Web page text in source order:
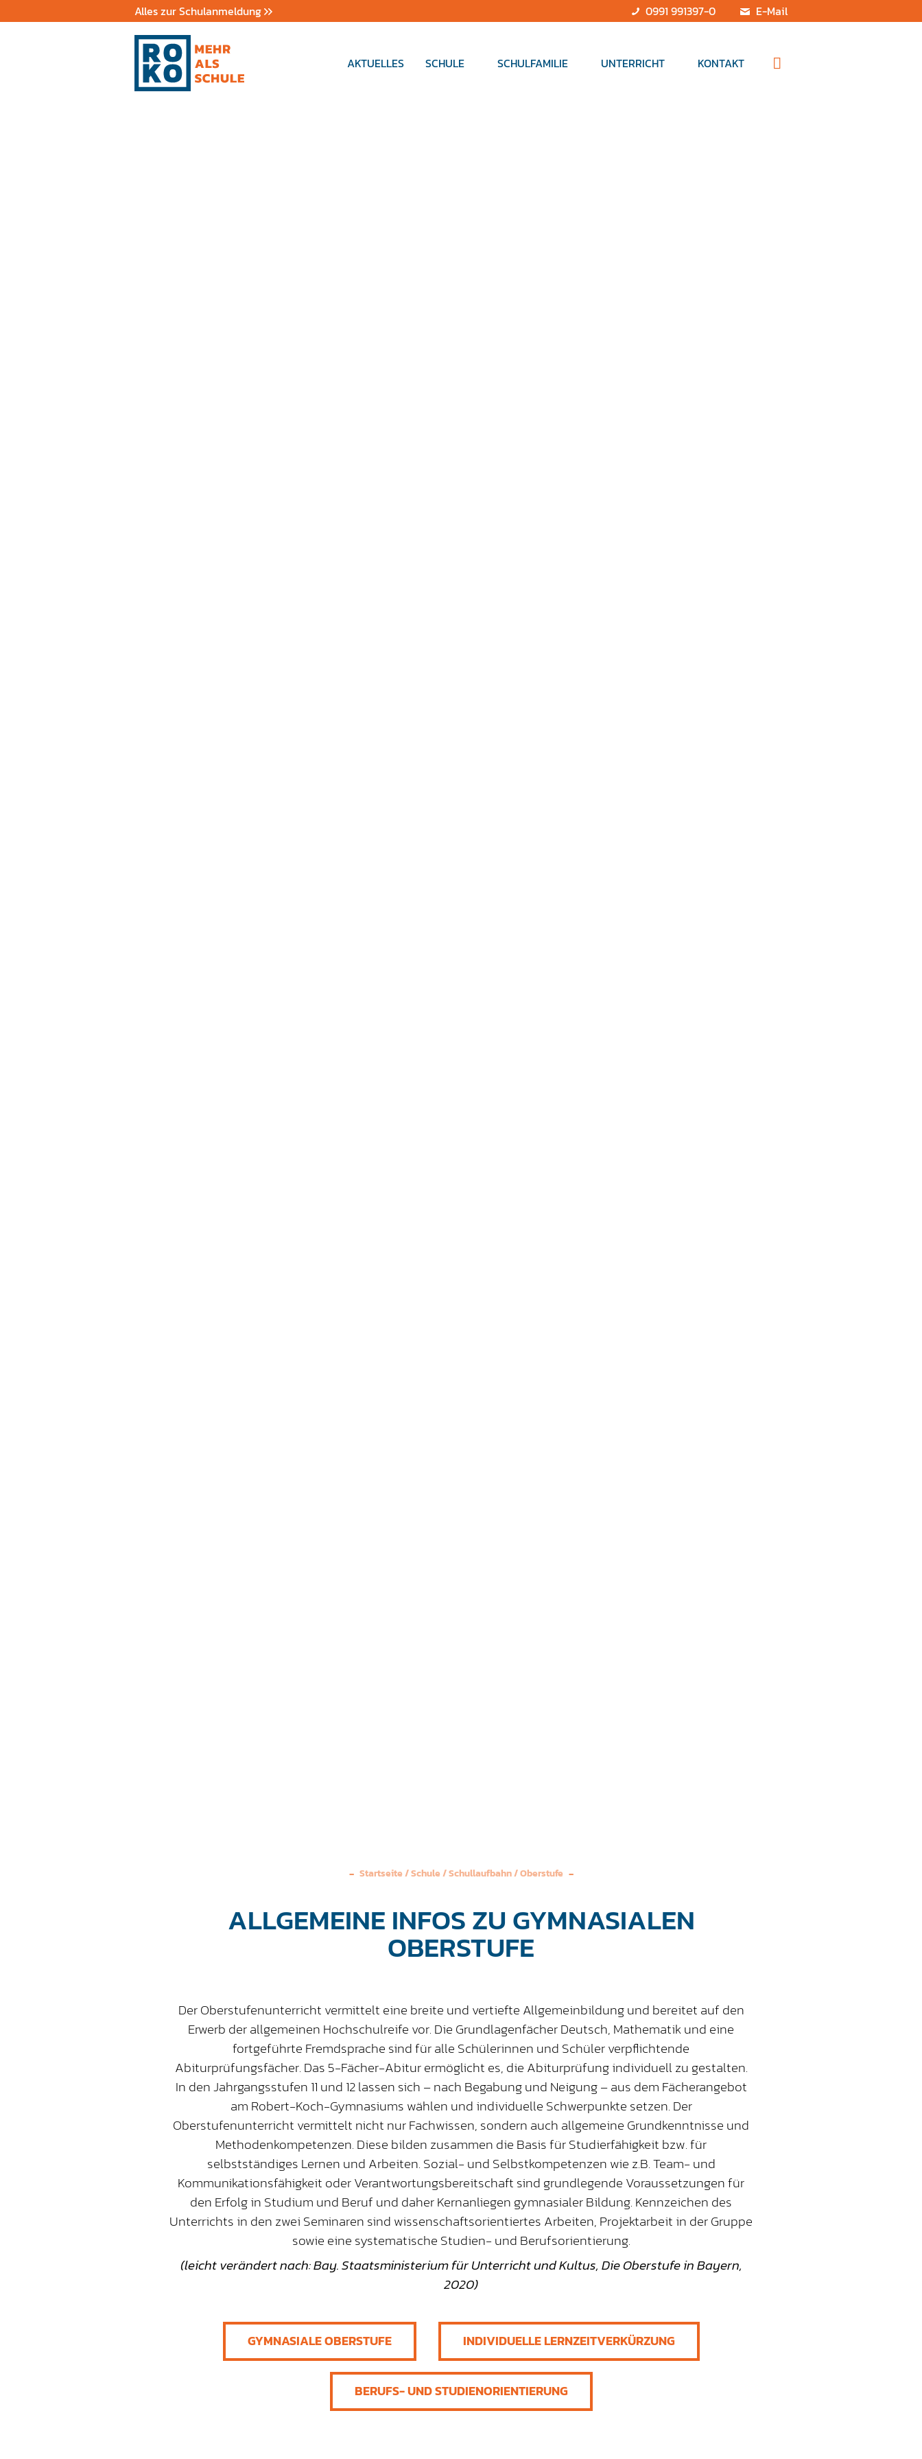
Alles zur Schulanmeldung 0991 991397-0 E-Mail
AKTUELLES SCHULE SCHULFAMILIE UNTERRICHT KONTAKT
Startseite/Schule/Schullaufbahn/Oberstufe
ALLGEMEINE INFOS ZU GYMNASIALEN
OBERSTUFE
Der Oberstufenunterricht vermittelt eine breite und vertiefte Allgemeinbildung und bereitet auf den
Erwerb der allgemeinen Hochschulreife vor. Die Grundlagenfächer Deutsch, Mathematik und eine
fortgeführte Fremdsprache sind für alle Schülerinnen und Schüler verpflichtende
Abiturprüfungsfächer. Das 5-Fächer-Abitur ermöglicht es, die Abiturprüfung individuell zu gestalten.
In den Jahrgangsstufen 11 und 12 lassen sich – nach Begabung und Neigung – aus dem Fächerangebot
am Robert-Koch-Gymnasiums wählen und individuelle Schwerpunkte setzen. Der
Oberstufenunterricht vermittelt nicht nur Fachwissen, sondern auch allgemeine Grundkenntnisse und
Methodenkompetenzen. Diese bilden zusammen die Basis für Studierfähigkeit bzw. für
selbstständiges Lernen und Arbeiten. Sozial- und Selbstkompetenzen wie z.B. Team- und
Kommunikationsfähigkeit oder Verantwortungsbereitschaft sind grundlegende Voraussetzungen für
den Erfolg in Studium und Beruf und daher Kernanliegen gymnasialer Bildung. Kennzeichen des
Unterrichts in den zwei Seminaren sind wissenschaftsorientiertes Arbeiten, Projektarbeit in der Gruppe
sowie eine systematische Studien- und Berufsorientierung.
(leicht verändert nach: Bay. Staatsministerium für Unterricht und Kultus, Die Oberstufe in Bayern,
2020)
GYMNASIALE OBERSTUFE INDIVIDUELLE LERNZEITVERKÜRZUNG
BERUFS- UND STUDIENORIENTIERUNG